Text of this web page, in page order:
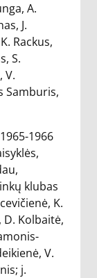
A.
J.
Rackus,
S.
V.
Samburis,
1966
klubas
K.
D. Kolbaitė,
V.
j.